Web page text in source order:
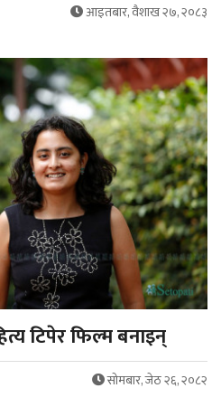
आइतबार, वैशाख २७, २०८३
टिपेर फिल्म बनाइन्
सोमबार, जेठ २६, २०८२